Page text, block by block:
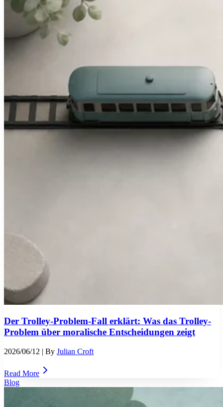
Der Trolley-Problem-Fall erklärt: Was das Trolley-
Problem über moralische Entscheidungen zeigt
2026/06/12 | By Julian Croft
Read More
Blog